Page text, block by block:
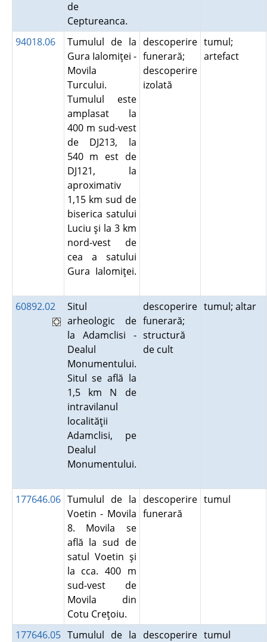
de
Ceptureanca.
94018.06
Tumulul de la
Gura Ialomiţei -
Movila
Turcului.
Tumulul este
amplasat la
400 m sud-vest
de DJ213, la
540 m est de
DJ121, la
aproximativ
1,15 km sud de
biserica satului
Luciu şi la 3 km
nord-vest de
cea a satului
Gura Ialomiţei.
descoperire
funerară;
descoperire
izolată
tumul;
artefact
60892.02
Situl
arheologic de
la Adamclisi -
Dealul
Monumentului.
Situl se află la
1,5 km N de
intravilanul
localităţii
Adamclisi, pe
Dealul
Monumentului.
descoperire
funerară;
structură
de cult
tumul; altar
177646.06 Tumulul de la
Voetin - Movila
8. Movila se
află la sud de
satul Voetin şi
la cca. 400 m
sud-vest de
Movila din
Cotu Creţoiu.
descoperire
funerară
tumul
177646.05 Tumulul de la descoperire tumul